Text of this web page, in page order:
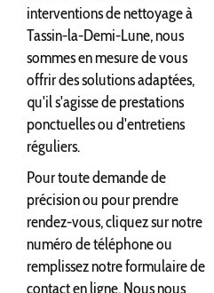
interventions de nettoyage à
Tassin-la-Demi-Lune, nous
sommes en mesure de vous
offrir des solutions adaptées,
qu'il s'agisse de prestations
ponctuelles ou d'entretiens
réguliers.
Pour toute demande de
précision ou pour prendre
rendez-vous, cliquez sur notre
numéro de téléphone ou
remplissez notre formulaire de
contact en ligne. Nous nous